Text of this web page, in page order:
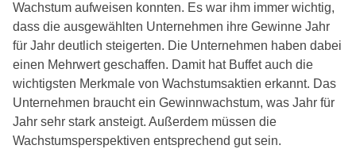
Wachstum aufweisen konnten. Es war ihm immer wichtig,
dass die ausgewählten Unternehmen ihre Gewinne Jahr
für Jahr deutlich steigerten. Die Unternehmen haben dabei
einen Mehrwert geschaffen. Damit hat Buffet auch die
wichtigsten Merkmale von Wachstumsaktien erkannt. Das
Unternehmen braucht ein Gewinnwachstum, was Jahr für
Jahr sehr stark ansteigt. Außerdem müssen die
Wachstumsperspektiven entsprechend gut sein.